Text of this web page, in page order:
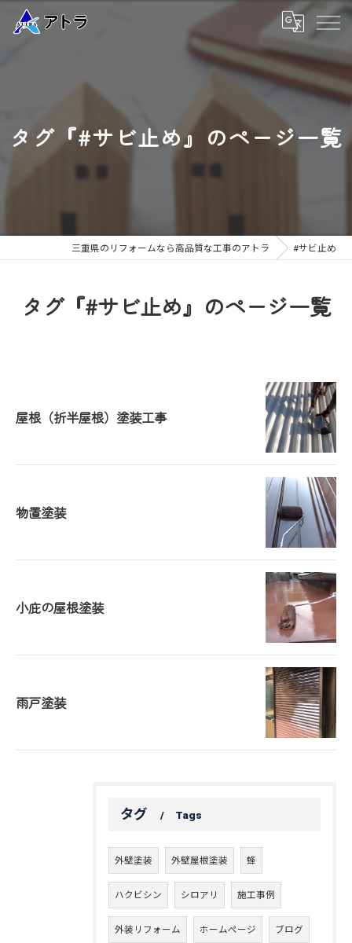
タグ『#サビ止め』のページ一覧
三重県のリフォームなら高品質な工事のアトラ #サビ止め
タグ『#サビ止め』のページ一覧
屋根（折半屋根）塗装工事
物置塗装
小庇の屋根塗装
雨戸塗装
タグ Tags
外壁塗装 外壁屋根塗装 蜂
ハクビシン シロアリ 施工事例
外装リフォーム ホームページ ブログ